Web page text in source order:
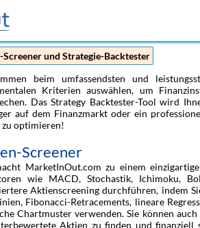
und Strategie-Backtester
beim umfassendsten und
Kriterien auswählen, um
Das Strategy Backtester-Tool wird
auf dem Finanzmarkt oder ein
zu optimieren!
Screener
MarketInOut.com zu einem
wie MACD, Stochastik, Ichimoku,
Aktienscreening durchführen, indem
Fibonacci-Retracements, lineare
Chartmuster verwenden. Sie können
Aktien zu finden und finanziell